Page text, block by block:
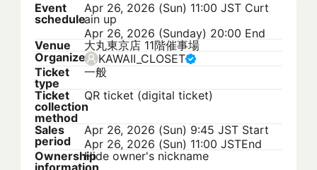
Event
schedule
Apr 26, 2026 (Sun) 11:00 JST Curt
ain up
Apr 26, 2026 (Sunday) 20:00 End
Venue
大丸東京店 11階催事場
Organizer KAWAII_CLOSET
Ticket
type
一般
Ticket
collection
method
QR ticket (digital ticket)
Sales
period
Apr 26, 2026 (Sun) 9:45 JST Start
Apr 26, 2026 (Sun) 11:00 JSTEnd
Ownership
information
Hide owner's nickname